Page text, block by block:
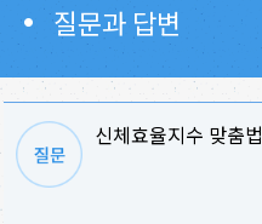
질문과 답변
신체효율지수 맞춤법